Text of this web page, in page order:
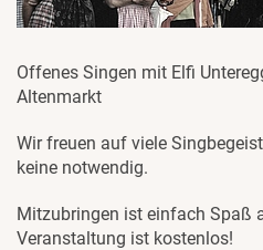
Offenes Singen mit Elfi
Altenmarkt
Wir freuen auf viele
keine notwendig.
Mitzubringen ist einfach Spaß
Veranstaltung ist kostenlos!